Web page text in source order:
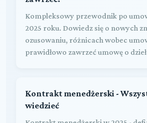
Kompleksowy przewodnik po
2025 roku. Dowiedz się o nowych
ozusowaniu, różnicach wobec
prawidłowo zawrzeć umowę o
Kontrakt menedżerski -
wiedzieć